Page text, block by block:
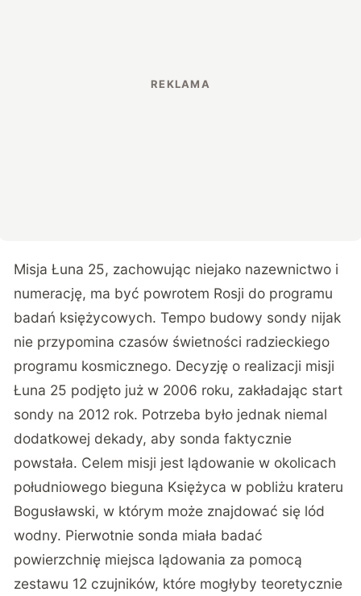
Misja Łuna 25, zachowując niejako nazewnictwo i
numerację, ma być powrotem Rosji do programu
badań księżycowych. Tempo budowy sondy nijak
nie przypomina czasów świetności radzieckiego
programu kosmicznego. Decyzję o realizacji misji
Łuna 25 podjęto już w 2006 roku, zakładając start
sondy na 2012 rok. Potrzeba było jednak niemal
dodatkowej dekady, aby sonda faktycznie
powstała. Celem misji jest lądowanie w okolicach
południowego bieguna Księżyca w pobliżu krateru
Bogusławski, w którym może znajdować się lód
wodny. Pierwotnie sonda miała badać
powierzchnię miejsca lądowania za pomocą
zestawu 12 czujników, które mogłyby teoretycznie